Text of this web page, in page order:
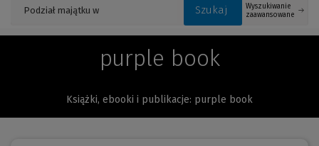
Szukaj
Wyszukiwanie
zaawansowane
purple book
Książki, ebooki i publikacje: purple book